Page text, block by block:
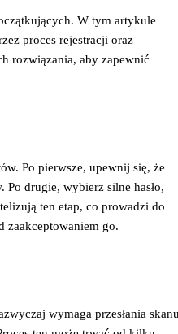
W tym artykule
proces rejestracji oraz
rozwiązania, aby zapewnić
Po pierwsze, upewnij się, że
drugie, wybierz silne hasło,
ten etap, co prowadzi do
zaakceptowaniem go.
wymaga przesłania skanu